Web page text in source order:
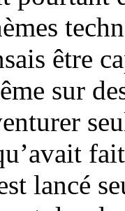
être
sur
lancé